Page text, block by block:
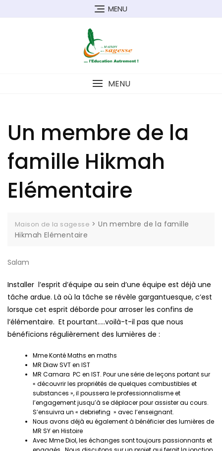
MENU
MENU
Un membre de la
famille Hikmah
Elémentaire
Maison de la sagesse >Un membre de la famille
Hikmah Elémentaire
Salam
Installer l’esprit d’équipe au sein d’une équipe est déjà une
tâche ardue. Là où la tâche se révèle gargantuesque, c’est
lorsque cet esprit déborde pour arroser les confins de
l’élémentaire. Et pourtant…..voilà-t-il pas que nous
bénéficions régulièrement des lumières de :
Mme Konté Maths en maths
MR Diaw SVT en IST
MR Camara PC en IST. Pour une série de leçons portant sur
« découvrir les propriétés de quelques combustibles et
substances », il poussera le professionnalisme et
l’engagement jusqu’à se déplacer pour assister au cours.
S’ensuivra un « debriefing » avec l’enseignant.
Nous avons déjà eu également à bénéficier des lumières de
MR SY en Histoire
Avec Mme Diol, les échanges sont toujours passionnants et